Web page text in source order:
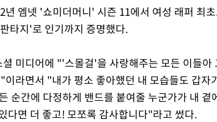
년 엠넷 '쇼미더머니' 시즌 11에서 여성 래퍼 최
타지'로 인기까지 증명했다.
셜 미디어에 "'스몰걸'을 사랑해주는 모든 이들아
이라면서 "내가 평소 좋아했던 내 모습들도 갑자
순간에 다정하게 밴드를 붙여줄 누군가가 내
다면 더 좋고! 모쪼록 감사합니다"라고 썼다.